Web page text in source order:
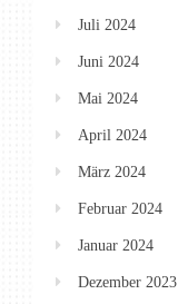
Juli 2024
Juni 2024
Mai 2024
April 2024
März 2024
Februar 2024
Januar 2024
Dezember 2023